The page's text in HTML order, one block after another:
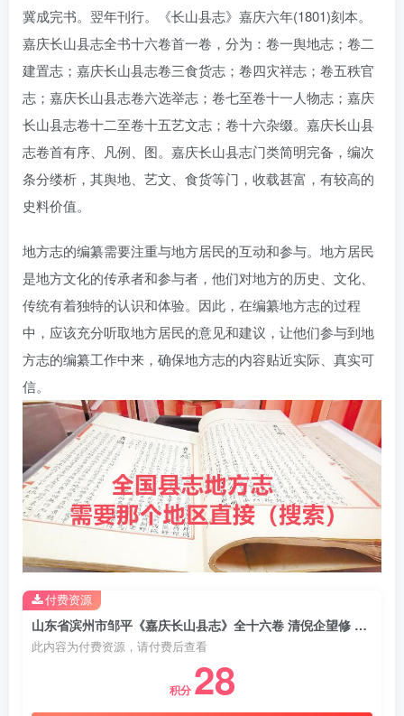
冀成完书。翌年刊行。《长山县志》嘉庆六年(1801)刻本。
嘉庆长山县志全书十六卷首一卷，分为：卷一舆地志；卷二
建置志；嘉庆长山县志卷三食货志；卷四灾祥志；卷五秩官
志；嘉庆长山县志卷六选举志；卷七至卷十一人物志；嘉庆
长山县志卷十二至卷十五艺文志；卷十六杂缀。嘉庆长山县
志卷首有序、凡例、图。嘉庆长山县志门类简明完备，编次
条分缕析，其舆地、艺文、食货等门，收载甚富，有较高的
史料价值。
地方志的编纂需要注重与地方居民的互动和参与。地方居民
是地方文化的传承者和参与者，他们对地方的历史、文化、
传统有着独特的认识和体验。因此，在编纂地方志的过程
中，应该充分听取地方居民的意见和建议，让他们参与到地
方志的编纂工作中来，确保地方志的内容贴近实际、真实可
信。
山东省滨州市邹平《嘉庆长山县志》全十六卷 清倪企望修 钟廷瑛 徐果行纂PDF电子版地方志下载
此内容为付费资源，请付费后查看
积分 28
付费资源